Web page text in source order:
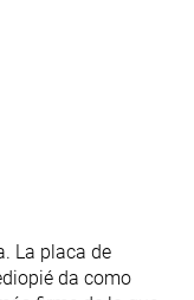
La placa de
da como